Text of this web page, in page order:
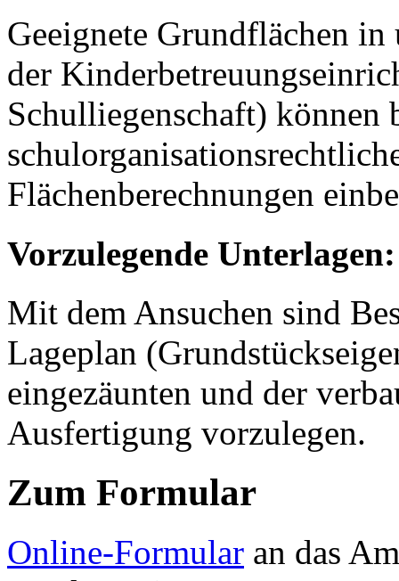
Geeignete Grundflächen
der
Schulliegenschaft) können
Flächenberechnungen
Vorzulegende Unterlagen:
Mit dem Ansuchen sind
Lageplan
eingezäunten und der
Ausfertigung vorzulegen.
Zum Formular
Online-Formular an das